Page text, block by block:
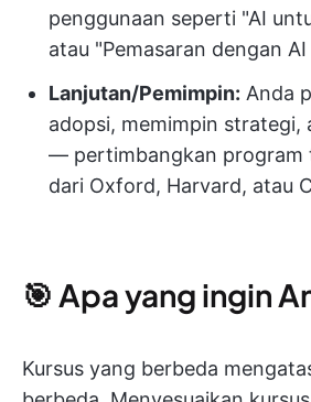
penggunaan seperti "AI
atau "Pemasaran dengan
Lanjutan/Pemimpin: Anda
adopsi, memimpin strategi,
— pertimbangkan program
dari Oxford, Harvard, atau
🎯 Apa yang ingin
Kursus yang berbeda